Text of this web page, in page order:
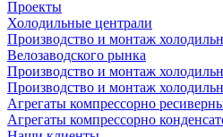
Проекты
Холодильные централи
Производство и монтаж
Велозаводского рынка
Производство и монтаж
Производство и монтаж
Агрегаты компрессорно
Агрегаты компрессорно